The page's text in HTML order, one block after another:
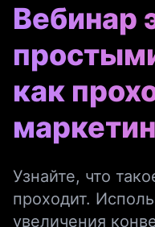
Вебинар
как
Узнайте, что
проходит.
увеличения